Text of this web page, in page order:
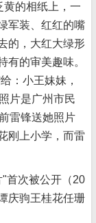
黄的相纸上，一
军装、红红的嘴
的，大红大绿形
有的审美趣味。
：小王妹妹，
片是广州市民
雷锋送她照片
刚上小学，而雷
首次被公开（20
驹王桂花任珊